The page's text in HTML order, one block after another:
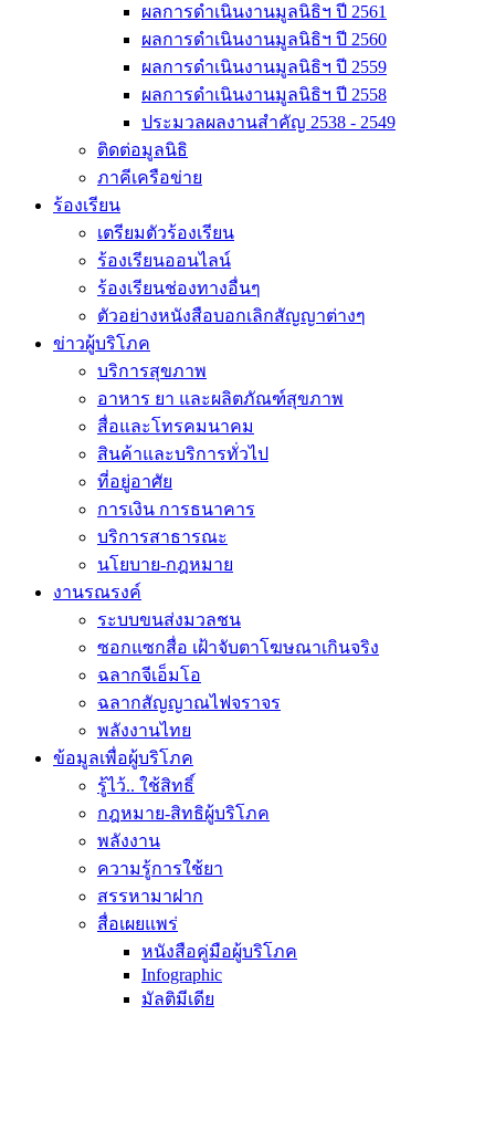
ผลการดำเนินงานมูลนิธิฯ ปี 2561
ผลการดำเนินงานมูลนิธิฯ ปี 2560
ผลการดำเนินงานมูลนิธิฯ ปี 2559
ผลการดำเนินงานมูลนิธิฯ ปี 2558
ประมวลผลงานสำคัญ 2538 - 2549
ติดต่อมูลนิธิ
ภาคีเครือข่าย
ร้องเรียน
เตรียมตัวร้องเรียน
ร้องเรียนออนไลน์
ร้องเรียนช่องทางอื่นๆ
ตัวอย่างหนังสือบอกเลิกสัญญาต่างๆ
ข่าวผู้บริโภค
บริการสุขภาพ
อาหาร ยา และผลิตภัณฑ์สุขภาพ
สื่อและโทรคมนาคม
สินค้าและบริการทั่วไป
ที่อยู่อาศัย
การเงิน การธนาคาร
บริการสาธารณะ
นโยบาย-กฎหมาย
งานรณรงค์
ระบบขนส่งมวลชน
ซอกแซกสื่อ เฝ้าจับตาโฆษณาเกินจริง
ฉลากจีเอ็มโอ
ฉลากสัญญาณไฟจราจร
พลังงานไทย
ข้อมูลเพื่อผู้บริโภค
รู้ไว้.. ใช้สิทธิ์
กฎหมาย-สิทธิผู้บริโภค
พลังงาน
ความรู้การใช้ยา
สรรหามาฝาก
สื่อเผยแพร่
หนังสือคู่มือผู้บริโภค
Infographic
มัลติมีเดีย